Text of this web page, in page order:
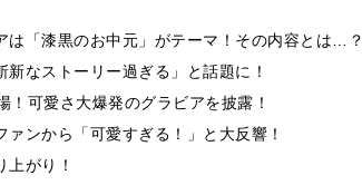
は「漆黒のお中元」がテーマ！その内容とは…？
なストーリー過ぎる」と話題に！
可愛さ大爆発のグラビアを披露！
ンから「可愛すぎる！」と大反響！
がり！